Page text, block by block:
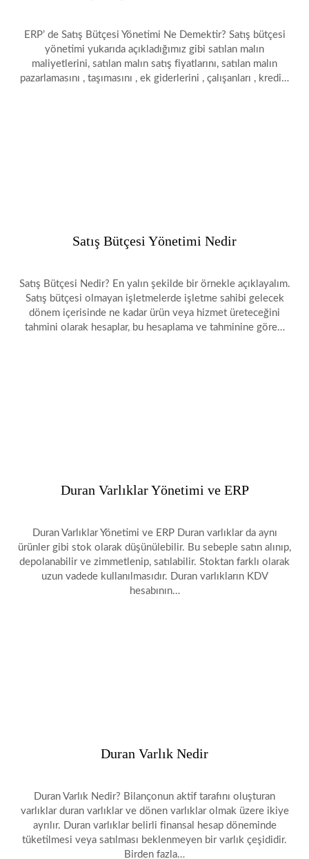
ERP’ de Satış Bütçesi Yönetimi Ne Demektir? Satış bütçesi
yönetimi yukarıda açıkladığımız gibi satılan malın
maliyetlerini, satılan malın satış fiyatlarını, satılan malın
pazarlamasını , taşımasını , ek giderlerini , çalışanları , kredi…
Satış Bütçesi Yönetimi Nedir
Satış Bütçesi Nedir? En yalın şekilde bir örnekle açıklayalım.
Satış bütçesi olmayan işletmelerde işletme sahibi gelecek
dönem içerisinde ne kadar ürün veya hizmet üreteceğini
tahmini olarak hesaplar, bu hesaplama ve tahminine göre…
Duran Varlıklar Yönetimi ve ERP
Duran Varlıklar Yönetimi ve ERP Duran varlıklar da aynı
ürünler gibi stok olarak düşünülebilir. Bu sebeple satın alınıp,
depolanabilir ve zimmetlenip, satılabilir. Stoktan farklı olarak
uzun vadede kullanılmasıdır. Duran varlıkların KDV
hesabının…
Duran Varlık Nedir
Duran Varlık Nedir? Bilançonun aktif tarafını oluşturan
varlıklar duran varlıklar ve dönen varlıklar olmak üzere ikiye
ayrılır. Duran varlıklar belirli finansal hesap döneminde
tüketilmesi veya satılması beklenmeyen bir varlık çeşididir.
Birden fazla…